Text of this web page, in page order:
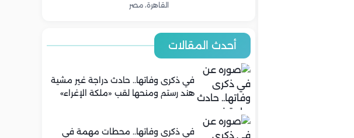
القاهرة، مصر
أحدث المقالات
في ذكرى وفاتها.. حادث دراجة غير مشية
هند رستم ومنحها لقب «ملكة الإغراء»
في ذكرى وفاتها.. محطات مهمة في